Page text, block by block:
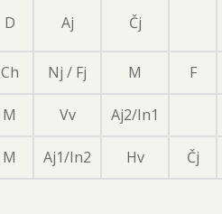
D Aj Čj
Ch Nj / Fj M F
M Vv Aj2/In1
M Aj1/In2 Hv Čj